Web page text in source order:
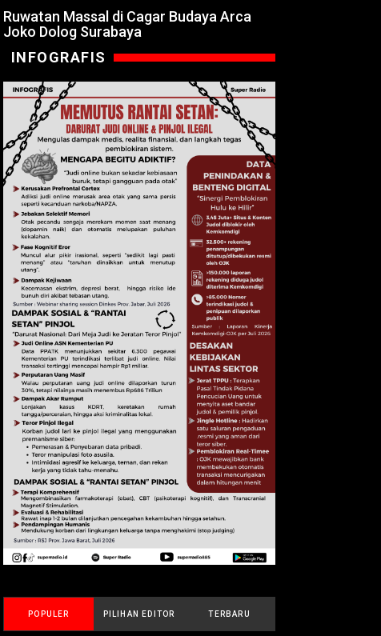
Ruwatan Massal di Cagar Budaya Arca
Joko Dolog Surabaya
INFOGRAFIS
POPULER PILIHAN EDITOR TERBARU